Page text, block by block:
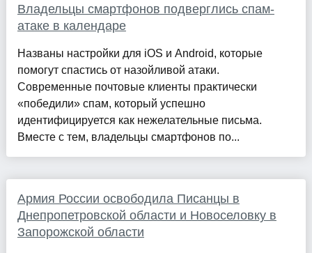
Владельцы смартфонов подверглись спам-
атаке в календаре
Названы настройки для iOS и Android, которые
помогут спастись от назойливой атаки.
Современные почтовые клиенты практически
«победили» спам, который успешно
идентифицируется как нежелательные письма.
Вместе с тем, владельцы смартфонов по...
Армия России освободила Писанцы в
Днепропетровской области и Новоселовку в
Запорожской области